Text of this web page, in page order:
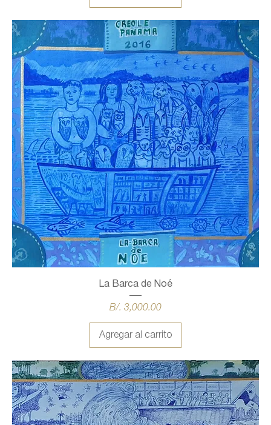
La Barca de Noé
Precio
B/. 3,000.00
Agregar al carrito